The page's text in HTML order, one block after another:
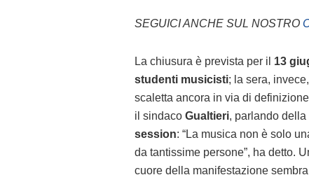
SEGUICI ANCHE SUL NOSTRO
La chiusura è prevista per il 13
studenti musicisti; la sera,
scaletta ancora in via di
il sindaco Gualtieri, parlando
session: “La musica non è solo
da tantissime persone”, ha detto.
cuore della manifestazione